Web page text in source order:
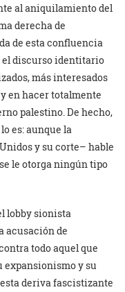
al aniquilamiento del
derecha de
de esta confluencia
discurso identitario
más interesados
en hacer totalmente
palestino. De hecho,
es: aunque la
y su corte– hable
le otorga ningún tipo
lobby sionista
acusación de
todo aquel que
expansionismo y su
deriva fascistizante